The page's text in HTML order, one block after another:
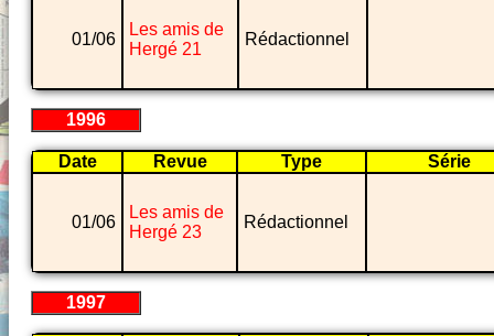
01/06
Les amis de
Hergé 21
Rédactionnel
1996
Date Revue Type Série
01/06
Les amis de
Hergé 23
Rédactionnel
1997